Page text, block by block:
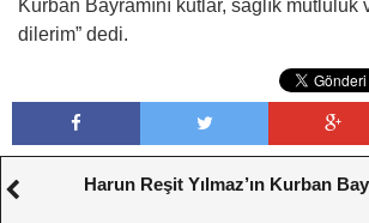
Kurban Bayramını kutlar, sağlık
dilerim” dedi.
Harun Reşit Yılmaz’ın Kurban